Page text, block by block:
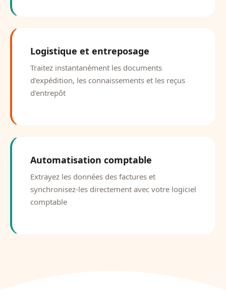
Logistique et entreposage
Traitez instantanément les documents
d'expédition, les connaissements et les reçus
d'entrepôt
Automatisation comptable
Extrayez les données des factures et
synchronisez-les directement avec votre logiciel
comptable